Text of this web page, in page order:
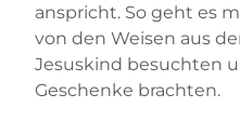
anspricht. So geht es
von den Weisen aus
Jesuskind besuchten
Geschenke brachten.